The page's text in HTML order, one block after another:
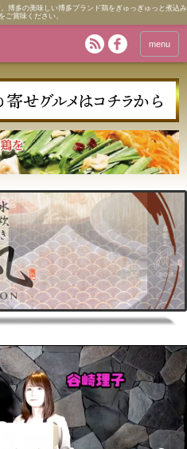
博多の美味しい博多ブランド鶏をぎゅっぎゅっと煮込み
ご賞味ください。
menu